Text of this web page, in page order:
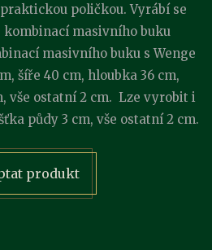
poličkou. Vyrábí se
kombinací masivního buku
masivního buku s Wenge
šíře 40 cm, hloubka 36 cm,
vše ostatní 2 cm. Lze vyrobit i
půdy 3 cm, vše ostatní 2 cm.
produkt